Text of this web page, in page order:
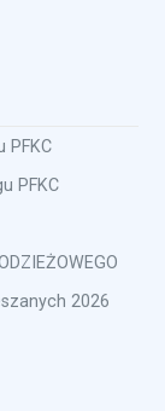
PFKC
PFKC
2026